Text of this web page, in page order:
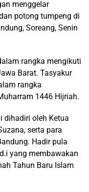
menggelar
potong tumpeng di
Soreang, Senin
rangka mengikuti
Barat. Tasyakur
rangka
1446 Hijriah.
dihadiri oleh Ketua
serta para
Hadir pula
yang membawakan
Tahun Baru Islam